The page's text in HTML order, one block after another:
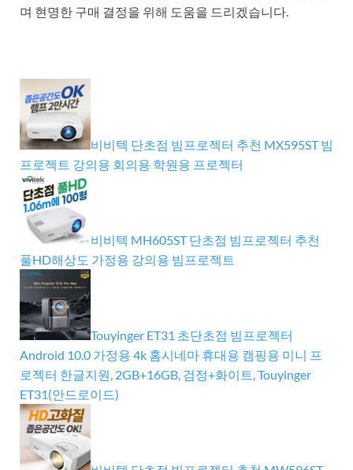
며 현명한 구매 결정을 위해 도움을 드리겠습니다.
비비텍 단초점 빔프로젝터 추천 MX595ST 빔
프로젝트 강의용 회의용 학원용 프로젝터
비비텍 MH605ST 단초점 빔프로젝터 추천
풀HD해상도 가정용 강의용 빔프로젝트
Touyinger ET31 초단초점 빔프로젝터
Android 10.0 가정용 4k 홈시네마 휴대용 캠핑용 미니 프
로젝터 한글지원, 2GB+16GB, 검정+화이트, Touyinger
ET31(안드로이드)